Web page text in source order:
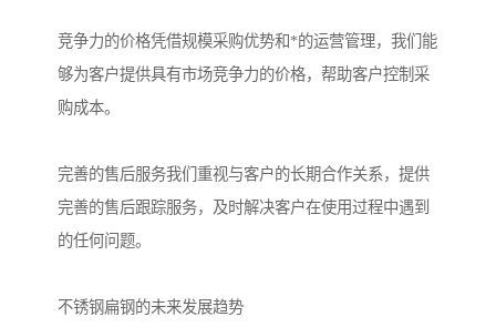
竞争力的价格凭借规模采购优势和*的运营管理，我们能
够为客户提供具有市场竞争力的价格，帮助客户控制采
购成本。
完善的售后服务我们重视与客户的长期合作关系，提供
完善的售后跟踪服务，及时解决客户在使用过程中遇到
的任何问题。
不锈钢扁钢的未来发展趋势